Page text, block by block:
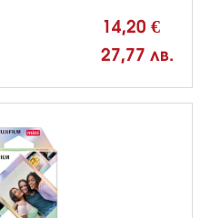
14,20 €
27,77 лв.